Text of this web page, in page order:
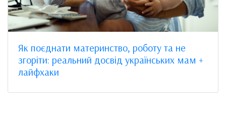
Як поєднати материнство, роботу та не
згоріти: реальний досвід українських мам +
лайфхаки